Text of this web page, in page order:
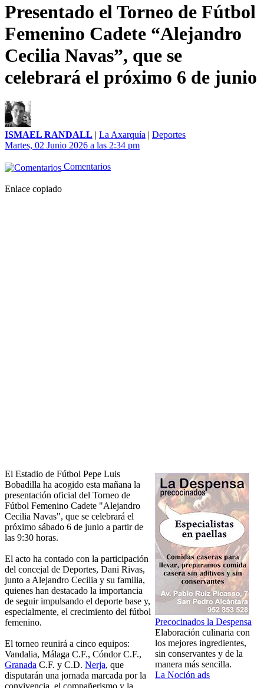
Presentado el Torneo de Fútbol
Femenino Cadete “Alejandro
Cecilia Navas”, que se
celebrará el próximo 6 de junio
ISMAEL RANDALL | La Axarquía | Deportes
Martes, 02 Junio 2026 a las 2:34 pm
Comentarios
Enlace copiado
Precocinados la Despensa
Elaboración culinaria con
los mejores ingredientes,
sin conservantes y de la
manera más sencilla.
La Noción ads
El Estadio de Fútbol Pepe Luis
Bobadilla ha acogido esta mañana la
presentación oficial del Torneo de
Fútbol Femenino Cadete "Alejandro
Cecilia Navas", que se celebrará el
próximo sábado 6 de junio a partir de
las 9:30 horas.
El acto ha contado con la participación
del concejal de Deportes, Dani Rivas,
junto a Alejandro Cecilia y su familia,
quienes han destacado la importancia
de seguir impulsando el deporte base y,
especialmente, el crecimiento del fútbol
femenino.
El torneo reunirá a cinco equipos:
Vandalia, Málaga C.F., Cóndor C.F.,
Granada C.F. y C.D. Nerja, que
disputarán una jornada marcada por la
convivencia, el compañerismo y la